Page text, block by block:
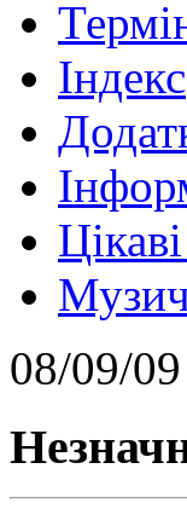
Індекс
08/09/